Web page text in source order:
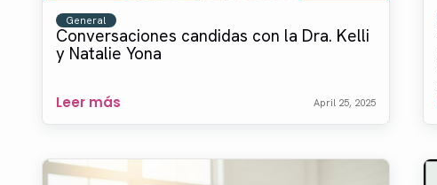
General
Conversaciones candidas con la Dra. Kelli
y Natalie Yona
Leer más April 25, 2025